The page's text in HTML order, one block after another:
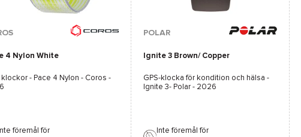
4 Nylon White
klockor - Pace 4 Nylon - Coros -
Inte föremål för
POLAR
Ignite 3 Brown/ Copper
GPS-klocka för kondition och hälsa -
Ignite 3- Polar- 2026
Inte föremål för